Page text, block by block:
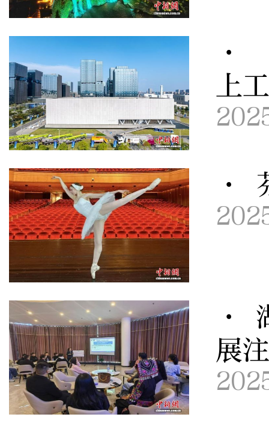
·
上
·
·
展